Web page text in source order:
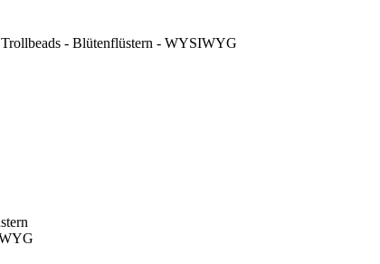
Trollbeads - Blütenflüstern - WYSIWYG